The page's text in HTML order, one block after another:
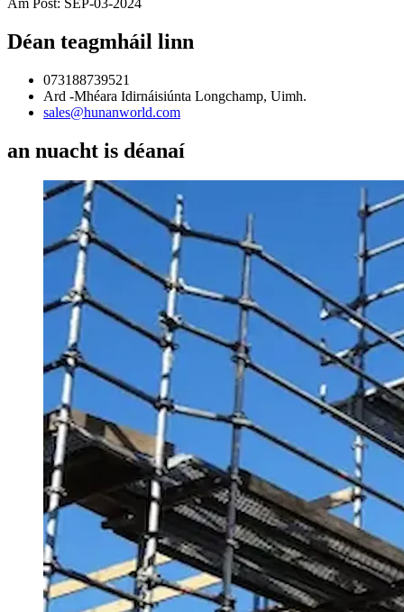
Déan teagmháil linn
073188739521
Ard -Mhéara Idirnáisiúnta Longchamp, Uimh.
sales@hunanworld.com
an nuacht is déanaí